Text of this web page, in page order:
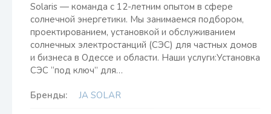
Solaris — команда с 12-летним опытом в сфере
солнечной энергетики. Мы занимаемся подбором,
проектированием, установкой и обслуживанием
солнечных электростанций (СЭС) для частных домов
и бизнеса в Одессе и области. Наши услуги:Установка
СЭС “под ключ” для…
Бренды: JA SOLAR